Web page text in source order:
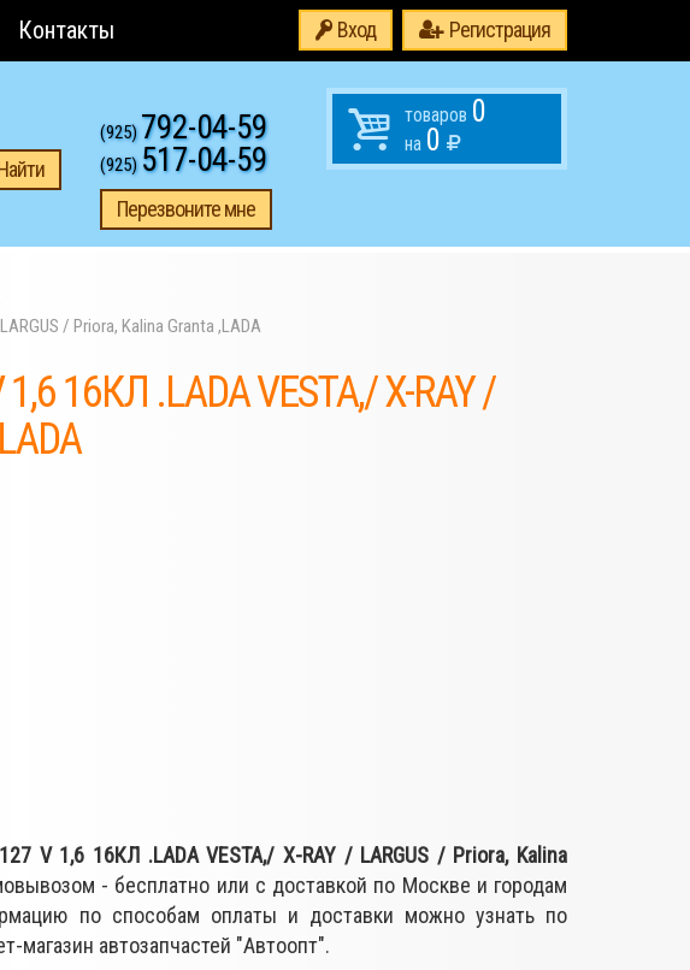
Контакты Вход Регистрация
(925)792-04-59
(925) 517-04-59
Перезвоните мне
товаров 0
на 0
/ Priora, Kalina Granta ,LADA
16КЛ .LADA VESTA,/ X-RAY /
V 1,6 16КЛ .LADA VESTA,/ X-RAY / LARGUS / Priora, Kalina
- бесплатно или с доставкой по Москве и городам
по способам оплаты и доставки можно узнать по
магазин автозапчастей "Автоопт".